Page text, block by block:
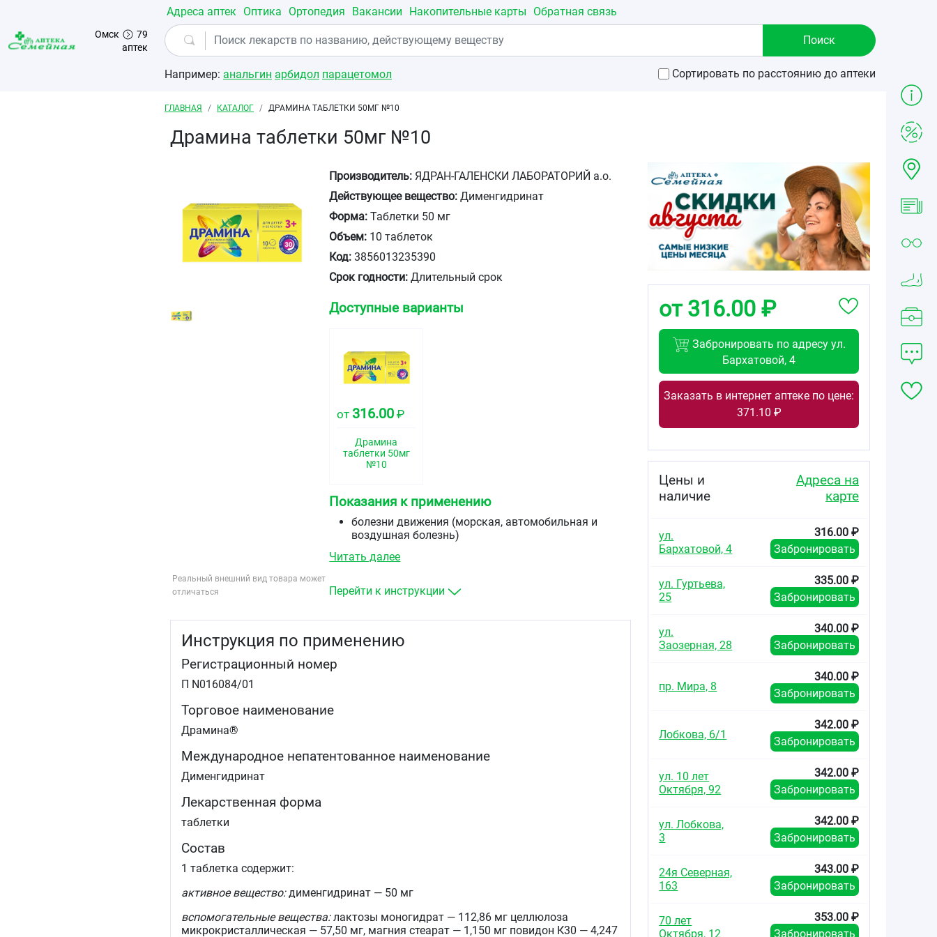
Перейти к основному содержанию
Омск
79
аптек
Адреса аптек Оптика Ортопедия Вакансии Накопительные карты Обратная связь
Например: анальгин арбидол парацетомол Сортировать по расстоянию до аптеки
Строка навигации
ГЛАВНАЯ КАТАЛОГ ДРАМИНА ТАБЛЕТКИ 50МГ №10
Драмина таблетки 50мг №10
Реальный внешний вид товара может
отличаться
Производитель: ЯДРАН-ГАЛЕНСКИ ЛАБОРАТОРИЙ а.о.
Действующее вещество: Дименгидринат
Форма: Таблетки 50 мг
Объем: 10 таблеток
Код: 3856013235390
Срок годности: Длительный срок
Доступные варианты
от 316.00 ₽
Драмина
таблетки 50мг
№10
Показания к применению
болезни движения (морская, автомобильная и
воздушная болезнь)
и лабиринтных нарушений (головокружение,
вызванных противоопухолевой терапией
Читать далее
Перейти к инструкции
Инструкция по применению
Регистрационный номер
П N016084/01
Торговое наименование
Драмина®
Международное непатентованное наименование
Дименгидринат
Лекарственная форма
таблетки
Состав
1 таблетка содержит:
активное вещество:дименгидринат — 50 мг
вспомогательные вещества:лактозы моногидрат — 112,86 мг целлюлоза
микрокристаллическая — 57,50 мг, магния стеарат — 1,150 мг повидон К30 — 4,247
от 316.00 ₽
Забронировать по адресу ул.
Бархатовой, 4
Заказать в интернет аптеке по цене:
371.10 ₽
Цены и
наличие
Адреса на
карте
ул.
Бархатовой, 4
316.00 ₽
Забронировать
ул. Гуртьева,
25
335.00 ₽
Забронировать
ул.
Заозерная, 28
340.00 ₽
Забронировать
пр. Мира, 8
340.00 ₽
Забронировать
Лобкова, 6/1
342.00 ₽
Забронировать
ул. 10 лет
Октября, 92
342.00 ₽
Забронировать
ул. Лобкова,
3
342.00 ₽
Забронировать
24я Северная,
163
343.00 ₽
Забронировать
70 лет
Октября, 12
353.00 ₽
Забронировать